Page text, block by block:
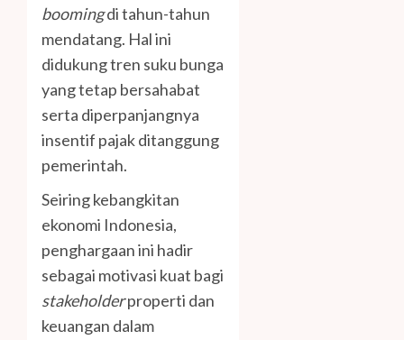
boomingdi tahun-tahun
mendatang. Hal ini
didukung tren suku bunga
yang tetap bersahabat
serta diperpanjangnya
insentif pajak ditanggung
pemerintah.
Seiring kebangkitan
ekonomi Indonesia,
penghargaan ini hadir
sebagai motivasi kuat bagi
stakeholderproperti dan
keuangan dalam